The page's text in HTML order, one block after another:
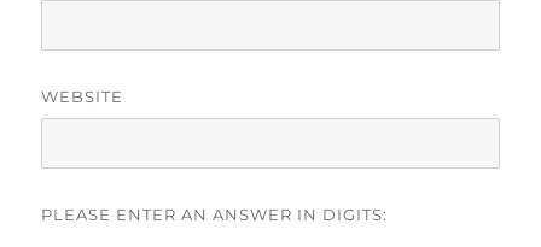
WEBSITE
PLEASE ENTER AN ANSWER IN DIGITS: